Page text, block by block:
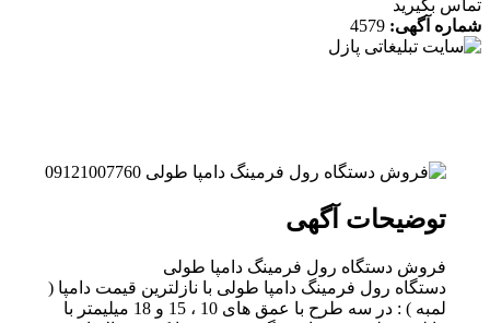
بگیرید
آگهی:4579
توضیحات آگهی
فروش دستگاه رول فرمینگ دامپا طولی
دستگاه رول فرمینگ دامپا طولی با نازلترین قیمت دامپا (
لمبه ) : در سه طرح با عمق های 10 ، 15 و 18 میلیمتر با